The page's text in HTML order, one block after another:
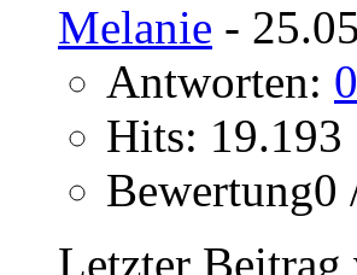
Melanie -
Antworten: 0
Hits: 19.193
Bewertung0
Letzter Beitrag